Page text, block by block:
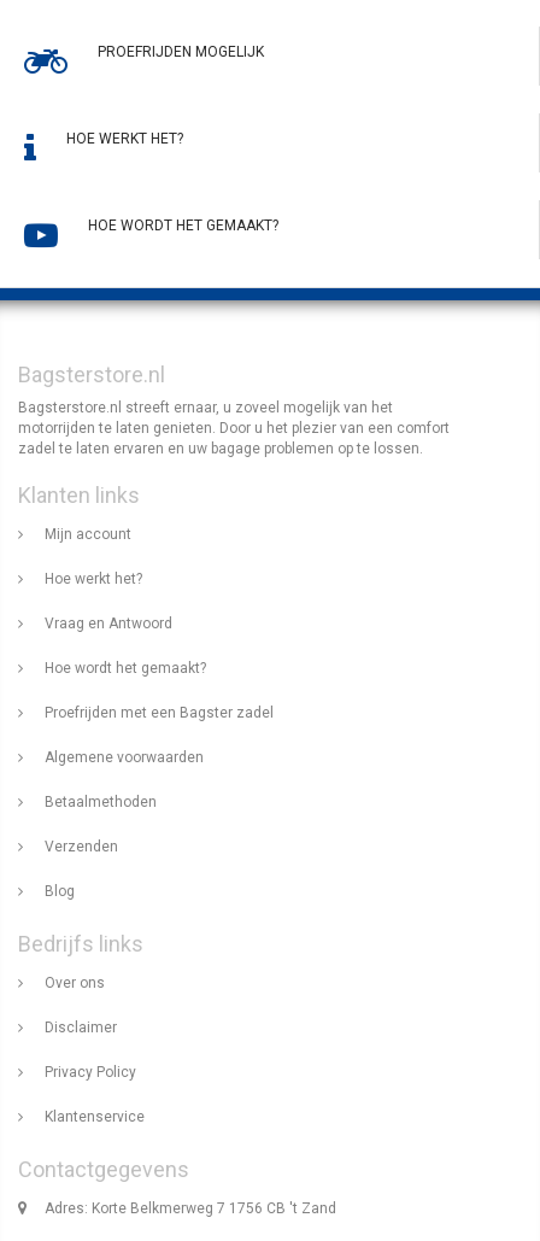
PROEFRIJDEN MOGELIJK
HOE WERKT HET?
HOE WORDT HET GEMAAKT?
Bagsterstore.nl
Bagsterstore.nl streeft ernaar, u zoveel mogelijk van het
motorrijden te laten genieten. Door u het plezier van een comfort
zadel te laten ervaren en uw bagage problemen op te lossen.
Klanten links
Mijn account
Hoe werkt het?
Vraag en Antwoord
Hoe wordt het gemaakt?
Proefrijden met een Bagster zadel
Algemene voorwaarden
Betaalmethoden
Verzenden
Blog
Bedrijfs links
Over ons
Disclaimer
Privacy Policy
Klantenservice
Contactgegevens
Adres: Korte Belkmerweg 7 1756 CB 't Zand